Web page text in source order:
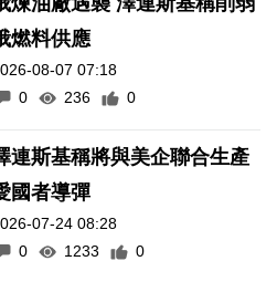
燃料供應
08-07 07:18
0
236 0
連斯基稱將與美企聯合生產
國者導彈
07-24 08:28
0
1233 0